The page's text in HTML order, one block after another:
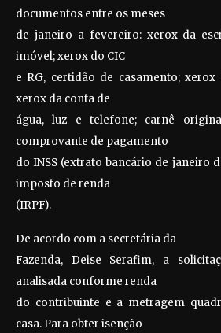
documentos entre os meses
de janeiro a fevereiro: xerox da
imóvel; xerox do CIC
e RG, certidão de casamento;
xerox da conta de
água, luz e telefone; carnê
comprovante de pagamento
do INSS (extrato bancário de janeiro
imposto de renda
(IRPF).
De acordo com a secretária da
Fazenda, Deise Serafim, a
analisada conforme renda
do contribuinte e a metragem
casa. Para obter isenção